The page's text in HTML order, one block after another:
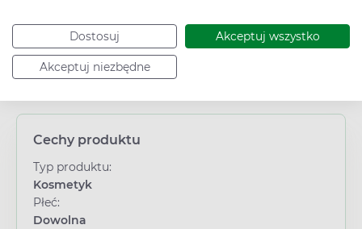
Dostosuj Akceptuj wszystko
Akceptuj niezbędne
Cechy produktu
Typ produktu:
Kosmetyk
Płeć:
Dowolna